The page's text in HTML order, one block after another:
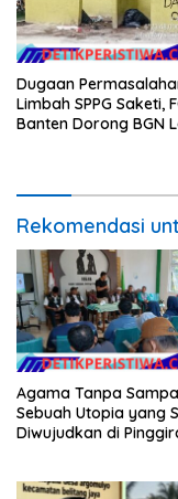
Dugaan
Limbah SPPG Saketi,
Banten Dorong BGN
Rekomendasi
Agama Tanpa
Sebuah Utopia yang
Diwujudkan di